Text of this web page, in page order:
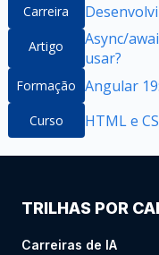
Carreira
Artigo
Async/
usar?
Formação Angular
Curso HTML e
TRILHAS POR
Carreiras de IA